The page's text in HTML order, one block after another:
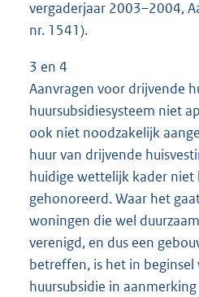
vergaderjaar 2003–2004,
nr. 1541).
3 en 4
Aanvragen voor drijvende
huursubsidiesysteem niet
ook niet noodzakelijk
huur van drijvende
huidige wettelijk kader
gehonoreerd. Waar het
woningen die wel
verenigd, en dus een
betreffen, is het in
huursubsidie in